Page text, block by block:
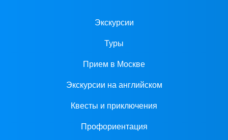
Экскурсии
Туры
Прием в Москве
Экскурсии на английском
Квесты и приключения
Профориентация